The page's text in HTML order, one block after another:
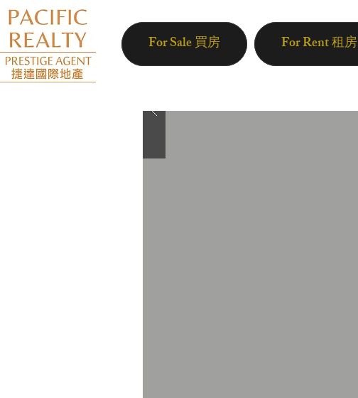
For Sale 買房 For Rent 租房